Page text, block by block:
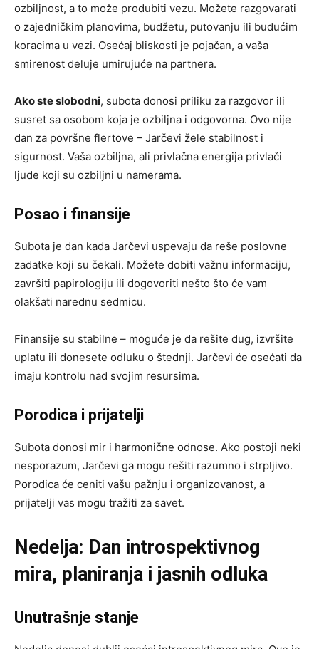
ozbiljnost, a to može produbiti vezu. Možete razgovarati
o zajedničkim planovima, budžetu, putovanju ili budućim
koracima u vezi. Osećaj bliskosti je pojačan, a vaša
smirenost deluje umirujuće na partnera.
Ako ste slobodni, subota donosi priliku za razgovor ili
susret sa osobom koja je ozbiljna i odgovorna. Ovo nije
dan za površne flertove – Jarčevi žele stabilnost i
sigurnost. Vaša ozbiljna, ali privlačna energija privlači
ljude koji su ozbiljni u namerama.
Posao i finansije
Subota je dan kada Jarčevi uspevaju da reše poslovne
zadatke koji su čekali. Možete dobiti važnu informaciju,
završiti papirologiju ili dogovoriti nešto što će vam
olakšati narednu sedmicu.
Finansije su stabilne – moguće je da rešite dug, izvršite
uplatu ili donesete odluku o štednji. Jarčevi će osećati da
imaju kontrolu nad svojim resursima.
Porodica i prijatelji
Subota donosi mir i harmonične odnose. Ako postoji neki
nesporazum, Jarčevi ga mogu rešiti razumno i strpljivo.
Porodica će ceniti vašu pažnju i organizovanost, a
prijatelji vas mogu tražiti za savet.
Nedelja: Dan introspektivnog
mira, planiranja i jasnih odluka
Unutrašnje stanje